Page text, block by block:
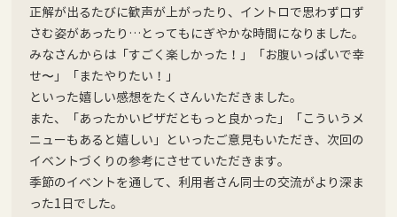
正解が出るたびに歓声が上がったり、イントロで思わず口ず
さむ姿があったり…とってもにぎやかな時間になりました。
みなさんからは「すごく楽しかった！」「お腹いっぱいで幸
せ〜」「またやりたい！」
といった嬉しい感想をたくさんいただきました。
また、「あったかいピザだともっと良かった」「こういうメ
ニューもあると嬉しい」といったご意見もいただき、次回の
イベントづくりの参考にさせていただきます。
季節のイベントを通して、利用者さん同士の交流がより深ま
った1日でした。